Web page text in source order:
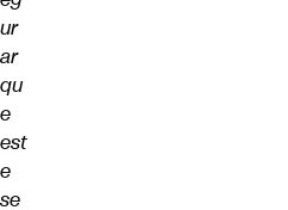
ur
ar
qu
e
est
e
se